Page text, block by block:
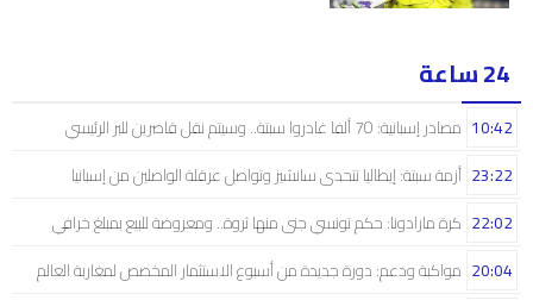
24 ساعة
مصادر إسبانية: 70 ألفا غادروا سبتة.. وسيتم نقل قاصرين للبر الرئيسي 10:42
أزمة سبتة: إيطاليا تتحدى سانشيز وتواصل عرقلة الواصلين من إسبانيا 23:22
كرة مارادونا: حكم تونسي جنى منها ثروة.. ومعروضة للبيع بمبلغ خرافي 22:02
مواكبة ودعم: دورة جديدة من أسبوع الاستثمار المخصص لمغاربة العالم 20:04